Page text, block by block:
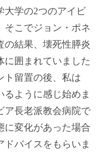
大学の2つのアイビ
そこでジョン・ポネ
の結果、壊死性膵炎
に囲まれていました
ト留置の後、私は
ように感じ始めま
ア長老派教会病院で
に変化があった場合
バイスをもらいま